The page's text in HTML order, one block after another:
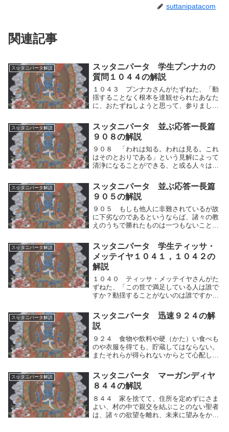
suttanipatacom
関連記事
スッタニパータ解説
スッタニパータ 学生プンナカの
質問１０４４の解説
１０４３ プンナカさんがたずねた、「動
揺することなく根本を達観せられたあなた
に、おたずねしようと思って、参りまし
何の故にこの世で盛んに神々に犠牲を捧
（ささ）げたのですか？先生！あなたにお
たずねします。そ...
スッタニパータ解説
スッタニパータ 並ぶ応答ー長篇
９０８の解説
９０８ 「われは知る。われは見る。これ
はそのとおりである」という見解によって
清浄になることができる、と或る人々は理
それがそなたにとって、何の用があるのだ
ろう。かれらは、正しい道を踏みはずし
て、他人によっ...
スッタニパータ解説
スッタニパータ 並ぶ応答ー長篇
９０５の解説
９０５ もしも他人に非難されているが故
に下劣なのであるというならば、諸々の教
えのうちで勝れたものは一つもないことに
（かた）く主張して、他人の教えを劣った
ものだと説いているからである。もしも他
人に非難されて...
スッタニパータ解説
スッタニパータ 学生ティッサ・
メッテイヤ１０４１，１０４２の
解説
１０４０ ティッサ・メッテイヤさんがた
ずねた、「この世で満足している人は誰で
すか？動揺することがないのは誰ですか？
極端にも）中間にも汚されない、聡明な人
は誰ですか？あなたは誰を〈偉大な人〉と
呼ばれますか...
スッタニパータ解説
スッタニパータ 迅速９２４の解
説
９２４ 食物や飲料や硬（かた）い食べも
のや衣服を得ても、貯蔵してはならない。
またそれらが得られないからとて心配して
べものや衣服を得ても、貯蔵してはならな
い。またそれらが得られないからとて心配
してはならな...
スッタニパータ解説
スッタニパータ マーガンディヤ
８４４の解説
８４４ 家を捨てて、住所を定めずにさま
よい、村の中で親交を結ぶことのない聖者
は、諸々の欲望を離れ、未来に望みをかけ